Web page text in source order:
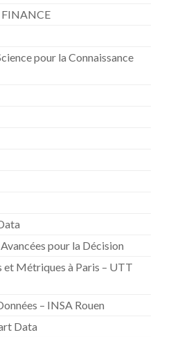
pour la Connaissance
pour la Décision
Métriques à Paris – UTT
– INSA Rouen
Data